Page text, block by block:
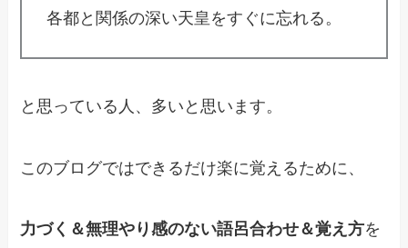
各都と関係の深い天皇をすぐに忘れる。
と思っている人、多いと思います。
このブログではできるだけ楽に覚えるために、
力づく＆無理やり感のない語呂合わせ＆覚え方を